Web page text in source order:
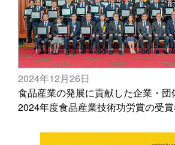
2024年12月26日
食品産業の発展に貢献した企業・団
2024年度食品産業技術功労賞の受賞